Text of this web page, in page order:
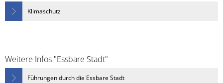
Klimaschutz
Weitere Infos "Essbare Stadt"
Führungen durch die Essbare Stadt